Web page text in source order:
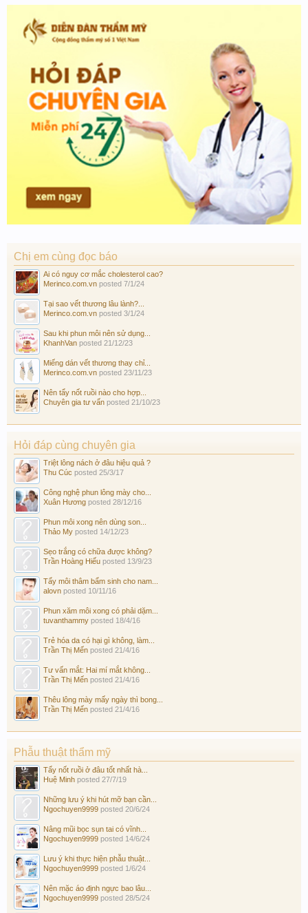
Chị em cùng đọc báo
Ai có nguy cơ mắc cholesterol cao?
Merinco.com.vn posted 7/1/24
Tại sao vết thương lâu lành?...
Merinco.com.vn posted 3/1/24
Sau khi phun môi nên sử dụng...
KhanhVan posted 21/12/23
Miếng dán vết thương thay chỉ...
Merinco.com.vn posted 23/11/23
Nên tẩy nốt ruồi nào cho hợp...
Chuyên gia tư vấn posted 21/10/23
Hỏi đáp cùng chuyên gia
Triệt lông nách ở đâu hiệu quả ?
Thu Cúc posted 25/3/17
Công nghệ phun lông mày cho...
Xuân Hương posted 28/12/16
Phun môi xong nên dùng son...
Thảo My posted 14/12/23
Sẹo trắng có chữa được không?
Trần Hoàng Hiếu posted 13/9/23
Tẩy môi thâm bẩm sinh cho nam...
alovn posted 10/11/16
Phun xăm môi xong có phải dặm...
tuvanthammy posted 18/4/16
Trẻ hóa da có hại gì không, làm...
Trần Thị Mến posted 21/4/16
Tư vấn mắt: Hai mí mắt không...
Trần Thị Mến posted 21/4/16
Thêu lông mày mấy ngày thì bong...
Trần Thị Mến posted 21/4/16
Phẫu thuật thẩm mỹ
Tẩy nốt ruồi ở đâu tốt nhất hà...
Huệ Minh posted 27/7/19
Những lưu ý khi hút mỡ bạn cần...
Ngochuyen9999 posted 20/6/24
Nâng mũi bọc sụn tai có vĩnh...
Ngochuyen9999 posted 14/6/24
Lưu ý khi thực hiện phẫu thuật...
Ngochuyen9999 posted 1/6/24
Nên mặc áo định ngực bao lâu...
Ngochuyen9999 posted 28/5/24